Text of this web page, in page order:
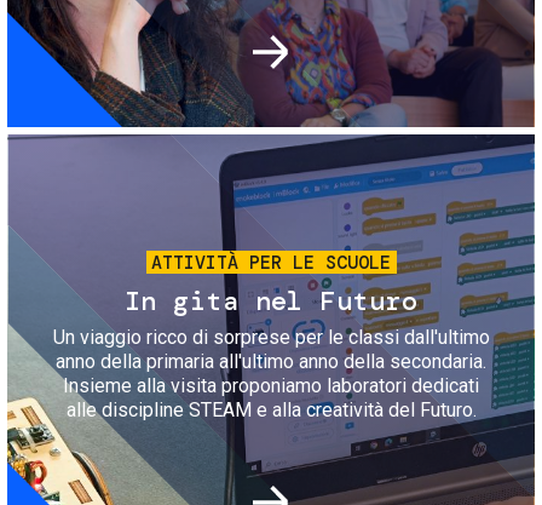
Immagine
ATTIVITÀ PER LE SCUOLE
In gita nel Futuro
Un viaggio ricco di sorprese per le classi dall'ultimo
anno della primaria all'ultimo anno della secondaria.
Insieme alla visita proponiamo laboratori dedicati
alle discipline STEAM e alla creatività del Futuro.